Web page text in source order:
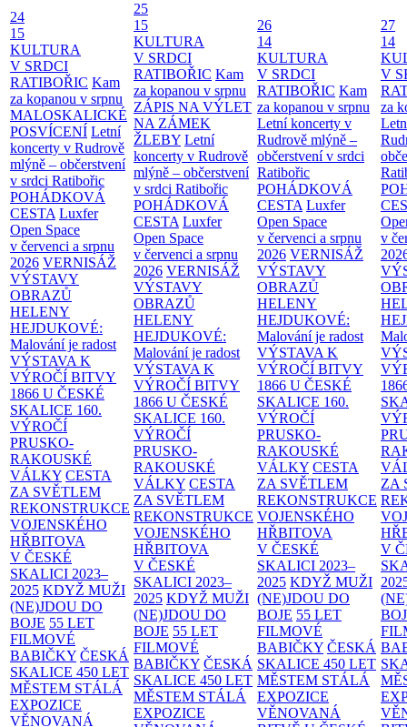
24
15
KULTURA
V SRDCI
RATIBOŘIC Kam
za kopanou v srpnu
MALOSKALICKÉ
POSVÍCENÍ Letní
koncerty v Rudrově
mlýně – občerstvení
v srdci Ratibořic
POHÁDKOVÁ
CESTA Luxfer
Open Space
v červenci a srpnu
2026 VERNISÁŽ
VÝSTAVY
OBRAZŮ
HELENY
HEJDUKOVÉ:
Malování je radost
VÝSTAVA K
VÝROČÍ BITVY
1866 U ČESKÉ
SKALICE 160.
VÝROČÍ
PRUSKO-
RAKOUSKÉ
VÁLKY CESTA
ZA SVĚTLEM
REKONSTRUKCE
VOJENSKÉHO
HŘBITOVA
V ČESKÉ
SKALICI 2023–
2025 KDYŽ MUŽI
(NE)JDOU DO
BOJE 55 LET
FILMOVÉ
BABIČKY ČESKÁ
SKALICE 450 LET
MĚSTEM STÁLÁ
EXPOZICE
VĚNOVANÁ
25
15
KULTURA
V SRDCI
RATIBOŘIC Kam
za kopanou v srpnu
ZÁPIS NA VÝLET
NA ZÁMEK
ŽLEBY Letní
koncerty v Rudrově
mlýně – občerstvení
v srdci Ratibořic
POHÁDKOVÁ
CESTA Luxfer
Open Space
v červenci a srpnu
2026 VERNISÁŽ
VÝSTAVY
OBRAZŮ
HELENY
HEJDUKOVÉ:
Malování je radost
VÝSTAVA K
VÝROČÍ BITVY
1866 U ČESKÉ
SKALICE 160.
VÝROČÍ
PRUSKO-
RAKOUSKÉ
VÁLKY CESTA
ZA SVĚTLEM
REKONSTRUKCE
VOJENSKÉHO
HŘBITOVA
V ČESKÉ
SKALICI 2023–
2025 KDYŽ MUŽI
(NE)JDOU DO
BOJE 55 LET
FILMOVÉ
BABIČKY ČESKÁ
SKALICE 450 LET
MĚSTEM STÁLÁ
EXPOZICE
26
14
KULTURA
V SRDCI
RATIBOŘIC Kam
za kopanou v srpnu
Letní koncerty v
Rudrově mlýně –
občerstvení v srdci
Ratibořic
POHÁDKOVÁ
CESTA Luxfer
Open Space
v červenci a srpnu
2026 VERNISÁŽ
VÝSTAVY
OBRAZŮ
HELENY
HEJDUKOVÉ:
Malování je radost
VÝSTAVA K
VÝROČÍ BITVY
1866 U ČESKÉ
SKALICE 160.
VÝROČÍ
PRUSKO-
RAKOUSKÉ
VÁLKY CESTA
ZA SVĚTLEM
REKONSTRUKCE
VOJENSKÉHO
HŘBITOVA
V ČESKÉ
SKALICI 2023–
2025 KDYŽ MUŽI
(NE)JDOU DO
BOJE 55 LET
FILMOVÉ
BABIČKY ČESKÁ
SKALICE 450 LET
MĚSTEM STÁLÁ
EXPOZICE
VĚNOVANÁ
27
14
V
za
v
ZA
V